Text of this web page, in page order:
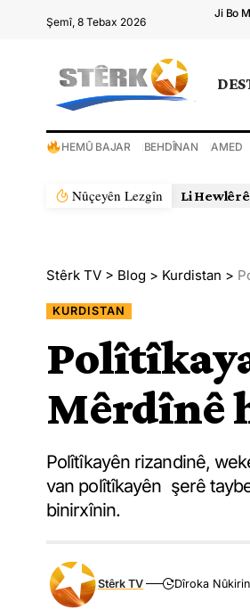
Şemî, 8 Tebax 2026
Ji Bo
HEMÛ BAJAR BEHDÎNAN AMED
Nûçeyên Lezgîn Li
Stêrk TV > Blog > Kurdistan >
KURDISTAN
Mêrdînê
Polîtîkayên rizandinê,
van polîtîkayên şerê
binirxînin.
Stêrk TV Dîroka